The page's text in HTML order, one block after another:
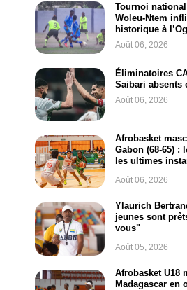
Tournoi
Woleu-Ntem
historique à
Août 06, 2026
Éliminatoires
Saibari absents
Août 06, 2026
Afrobasket
Gabon (68-65) :
les ultimes
Août 06, 2026
Ylaurich
jeunes sont
vous"
Août 05, 2026
Afrobasket U18
Madagascar en